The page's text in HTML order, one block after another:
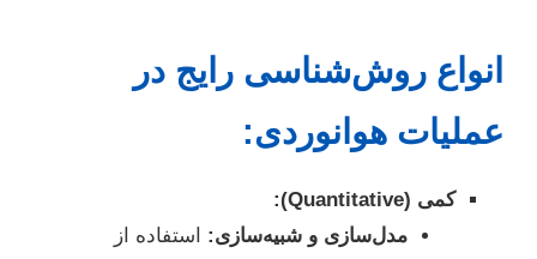
انواع روش‌شناسی رایج در
عملیات هوانوردی:
کمی (Quantitative):
مدل‌سازی و شبیه‌سازی: استفاده از